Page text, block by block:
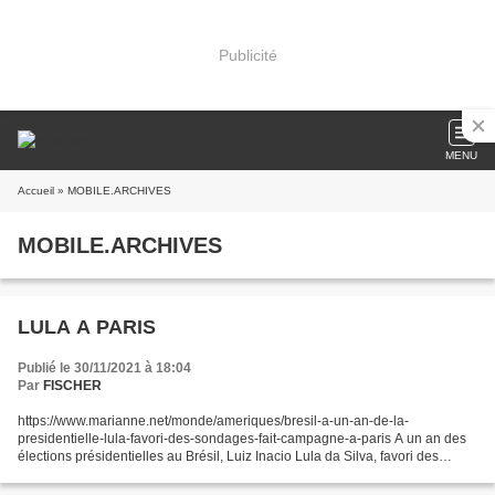
Publicité
MENU
Accueil » MOBILE.ARCHIVES
MOBILE.ARCHIVES
LULA A PARIS
Publié le 30/11/2021 à 18:04
Par FISCHER
https://www.marianne.net/monde/ameriques/bresil-a-un-an-de-la-
presidentielle-lula-favori-des-sondages-fait-campagne-a-paris A un an des
élections présidentielles au Brésil, Luiz Inacio Lula da Silva, favori des